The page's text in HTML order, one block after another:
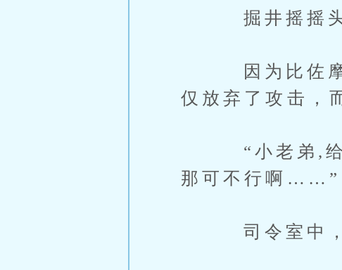
掘井摇摇头说
因为比佐摩怪
仅放弃了攻击，
“小老弟,给你
那可不行啊……”
司令室中，正